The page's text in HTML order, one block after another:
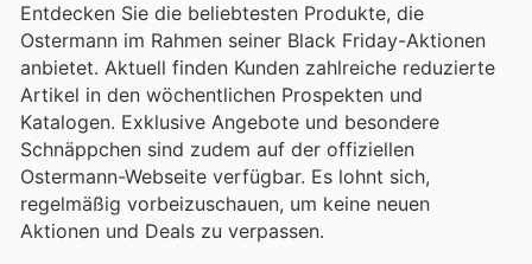
Entdecken Sie die beliebtesten Produkte, die
Ostermann im Rahmen seiner Black Friday-Aktionen
anbietet. Aktuell finden Kunden zahlreiche reduzierte
Artikel in den wöchentlichen Prospekten und
Katalogen. Exklusive Angebote und besondere
Schnäppchen sind zudem auf der offiziellen
Ostermann-Webseite verfügbar. Es lohnt sich,
regelmäßig vorbeizuschauen, um keine neuen
Aktionen und Deals zu verpassen.